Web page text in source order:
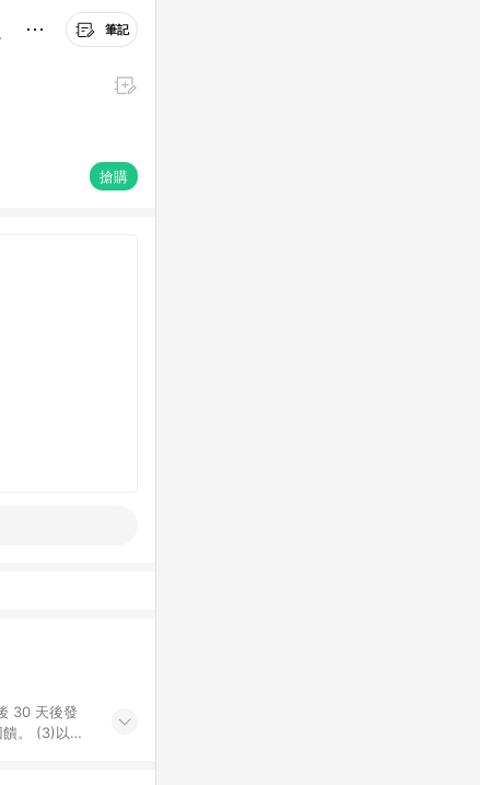
筆記
搶購
30 天後發
。​ (3)以下